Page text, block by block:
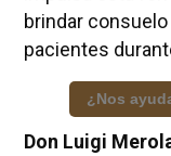
brindar
pacientes
¿Nos
Don Luigi